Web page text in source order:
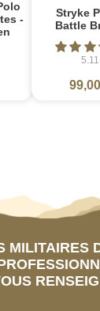
-
Stryke
Battle
5.11
MILITAIRES